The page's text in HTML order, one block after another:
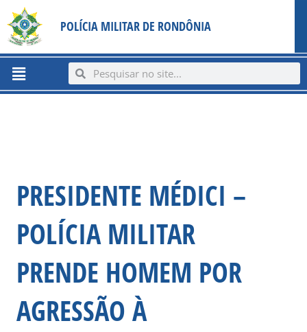
content
para
conteúdo
POLÍCIA MILITAR DE RONDÔNIA
Menu SearchSearch
PRESIDENTE MÉDICI –
POLÍCIA MILITAR
PRENDE HOMEM POR
AGRESSÃO À